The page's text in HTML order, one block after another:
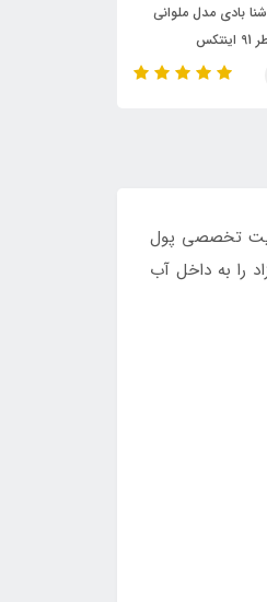
طرح سوپر ماریو
تخصصی پول
را به داخل آب